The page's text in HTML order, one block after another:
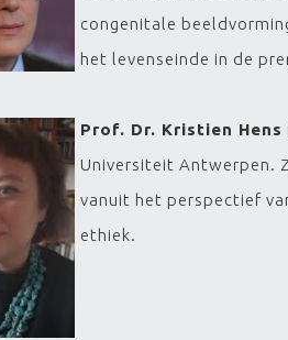
congenitale
het levenseinde in de
Prof. Dr. Kristien Hens
Universiteit Antwerpen.
vanuit het perspectief
ethiek.